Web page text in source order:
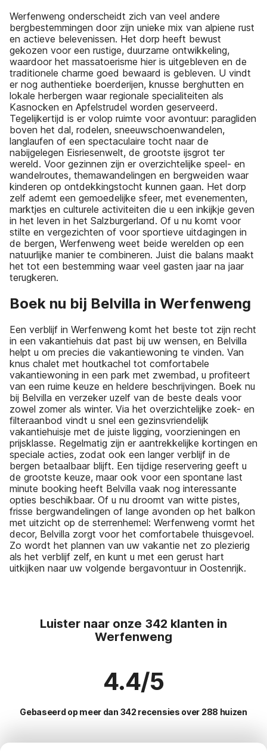
Werfenweng onderscheidt zich van veel andere
bergbestemmingen door zijn unieke mix van alpiene rust
en actieve belevenissen. Het dorp heeft bewust
gekozen voor een rustige, duurzame ontwikkeling,
waardoor het massatoerisme hier is uitgebleven en de
traditionele charme goed bewaard is gebleven. U vindt
er nog authentieke boerderijen, knusse berghutten en
lokale herbergen waar regionale specialiteiten als
Kasnocken en Apfelstrudel worden geserveerd.
Tegelijkertijd is er volop ruimte voor avontuur: paragliden
boven het dal, rodelen, sneeuwschoenwandelen,
langlaufen of een spectaculaire tocht naar de
nabijgelegen Eisriesenwelt, de grootste ijsgrot ter
wereld. Voor gezinnen zijn er overzichtelijke speel- en
wandelroutes, themawandelingen en bergweiden waar
kinderen op ontdekkingstocht kunnen gaan. Het dorp
zelf ademt een gemoedelijke sfeer, met evenementen,
marktjes en culturele activiteiten die u een inkijkje geven
in het leven in het Salzburgerland. Of u nu komt voor
stilte en vergezichten of voor sportieve uitdagingen in
de bergen, Werfenweng weet beide werelden op een
natuurlijke manier te combineren. Juist die balans maakt
het tot een bestemming waar veel gasten jaar na jaar
terugkeren.
Boek nu bij Belvilla in Werfenweng
Een verblijf in Werfenweng komt het beste tot zijn recht
in een vakantiehuis dat past bij uw wensen, en Belvilla
helpt u om precies die vakantiewoning te vinden. Van
knus chalet met houtkachel tot comfortabele
vakantiewoning in een park met zwembad, u profiteert
van een ruime keuze en heldere beschrijvingen. Boek nu
bij Belvilla en verzeker uzelf van de beste deals voor
zowel zomer als winter. Via het overzichtelijke zoek- en
filteraanbod vindt u snel een gezinsvriendelijk
vakantiehuisje met de juiste ligging, voorzieningen en
prijsklasse. Regelmatig zijn er aantrekkelijke kortingen en
speciale acties, zodat ook een langer verblijf in de
bergen betaalbaar blijft. Een tijdige reservering geeft u
de grootste keuze, maar ook voor een spontane last
minute booking heeft Belvilla vaak nog interessante
opties beschikbaar. Of u nu droomt van witte pistes,
frisse bergwandelingen of lange avonden op het balkon
met uitzicht op de sterrenhemel: Werfenweng vormt het
decor, Belvilla zorgt voor het comfortabele thuisgevoel.
Zo wordt het plannen van uw vakantie net zo plezierig
als het verblijf zelf, en kunt u met een gerust hart
uitkijken naar uw volgende bergavontuur in Oostenrijk.
Luister naar onze 342 klanten in
Werfenweng
4.4/5
Gebaseerd op meer dan 342 recensies over 288 huizen